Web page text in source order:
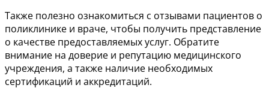
Также полезно ознакомиться с отзывами пациентов о
поликлинике и враче, чтобы получить представление
о качестве предоставляемых услуг. Обратите
внимание на доверие и репутацию медицинского
учреждения, а также наличие необходимых
сертификаций и аккредитаций.